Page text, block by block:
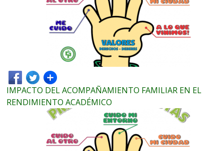
IMPACTO DEL ACOMPAÑAMIENTO FAMILIAR EN EL
RENDIMIENTO ACADÉMICO